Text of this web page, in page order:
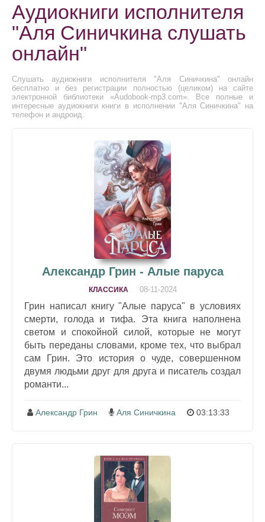
Аудиокниги исполнителя
"Аля Синичкина слушать
онлайн"
Слушать аудиокниги исполнителя "Аля Синичкина" онлайн
бесплатно и без регистрации полностью (целиком) на сайте
электронной библиотеки «Audobook-mp3.com». Все полные и
интересные аудиокниги книги в исполнении "Аля Синичкина" на
телефон и андроид.
Александр Грин - Алые паруса
КЛАССИКА 08-11-2024
Грин написал книгу "Алые паруса" в условиях
смерти, голода и тифа. Эта книга наполнена
светом и спокойной силой, которые не могут
быть переданы словами, кроме тех, что выбрал
сам Грин. Это история о чуде, совершенном
двумя людьми друг для друга и писатель создал
романти...
Александр Грин Аля Синичкина 03:13:33